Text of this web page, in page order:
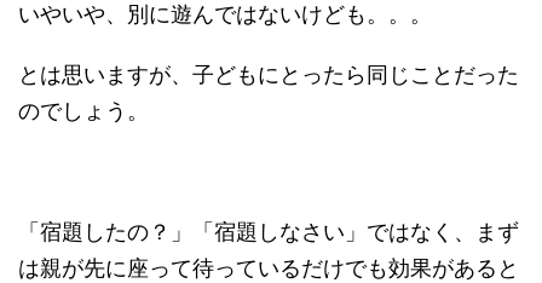
いやいや、別に遊んではないけども。。。
とは思いますが、子どもにとったら同じことだった
のでしょう。
「宿題したの？」「宿題しなさい」ではなく、まず
は親が先に座って待っているだけでも効果があると